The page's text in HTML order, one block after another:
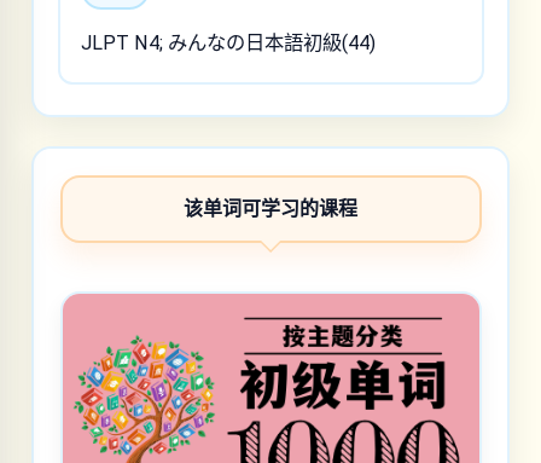
JLPT N4; みんなの日本語初級(44)
该单词可学习的课程